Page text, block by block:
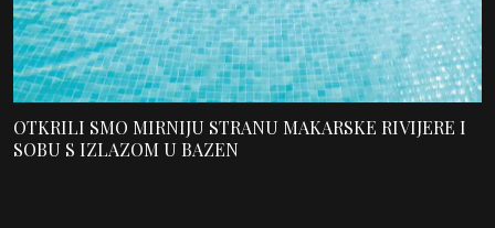
OTKRILI SMO MIRNIJU STRANU MAKARSKE RIVIJERE I
SOBU S IZLAZOM U BAZEN